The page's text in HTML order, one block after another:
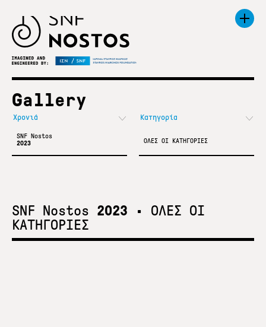
Gallery
SNF Nostos
2023
ΟΛΕΣ ΟΙ ΚΑΤΗΓΟΡΙΕΣ
SNF Nostos 2023 • ΟΛΕΣ ΟΙ
ΚΑΤΗΓΟΡΙΕΣ